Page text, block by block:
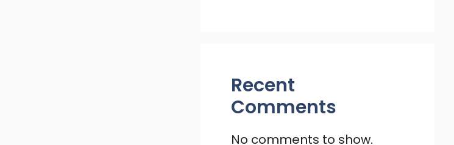
Recent
Comments
No comments to show.